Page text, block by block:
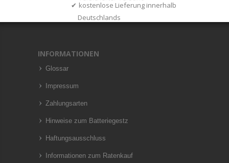
kostenlose Lieferung innerhalb
Deutschlands
INFORMATIONEN
Glossar
Impressum
Zahlungsarten
Hinweise zum Batteriegestz
Haftungsausschluss
Informationen zum Ratenkauf